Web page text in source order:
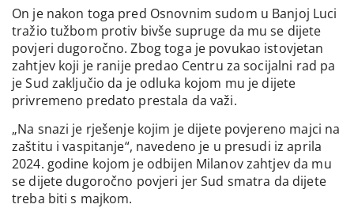
On je nakon toga pred Osnovnim sudom u Banjoj Luci
tražio tužbom protiv bivše supruge da mu se dijete
povjeri dugoročno. Zbog toga je povukao istovjetan
zahtjev koji je ranije predao Centru za socijalni rad pa
je Sud zaključio da je odluka kojom mu je dijete
privremeno predato prestala da važi.
„Na snazi je rješenje kojim je dijete povjereno majci na
zaštitu i vaspitanje“, navedeno je u presudi iz aprila
2024. godine kojom je odbijen Milanov zahtjev da mu
se dijete dugoročno povjeri jer Sud smatra da dijete
treba biti s majkom.